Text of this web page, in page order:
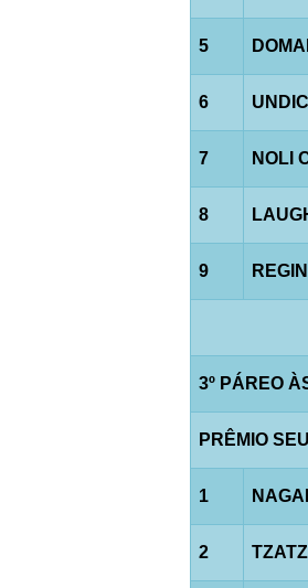
5
6 UNDICI
7 NOLI
8
9
3º PÁREO
PRÊMIO
1
2